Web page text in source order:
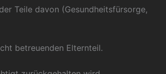
Teile davon (Gesundheitsfürsorge,
betreuenden Elternteil.